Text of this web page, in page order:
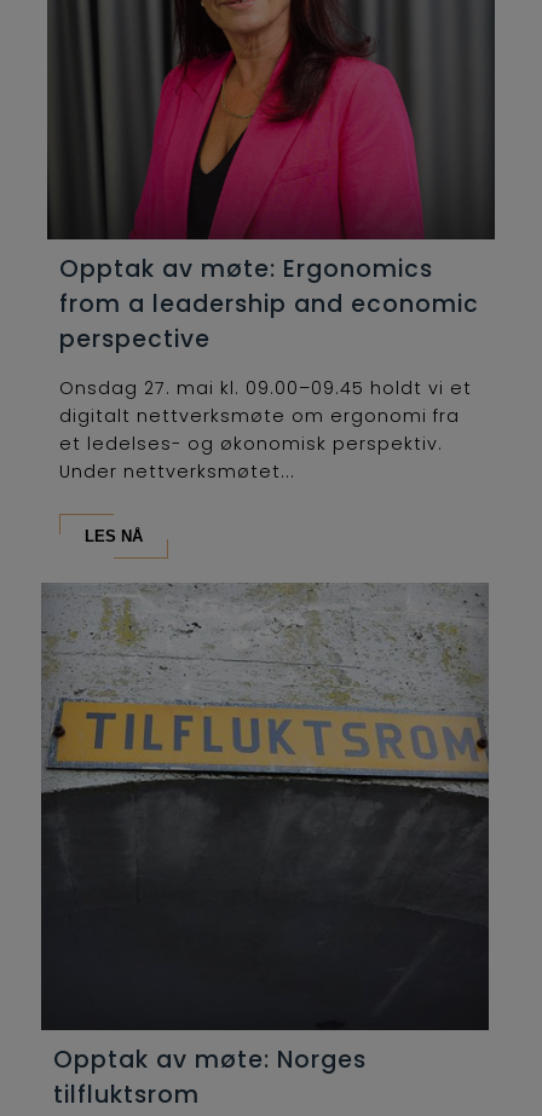
Opptak av møte: Ergonomics
from a leadership and economic
perspective
Onsdag 27. mai kl. 09.00–09.45 holdt vi et
digitalt nettverksmøte om ergonomi fra
et ledelses- og økonomisk perspektiv.
Under nettverksmøtet...
LES NÅ
Opptak av møte: Norges
tilfluktsrom